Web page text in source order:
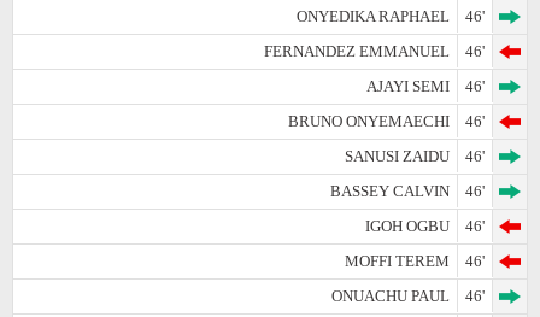
ONYEDIKA RAPHAEL
46'
FERNANDEZ EMMANUEL
46'
AJAYI SEMI
46'
BRUNO ONYEMAECHI
46'
SANUSI ZAIDU
46'
BASSEY CALVIN
46'
IGOH OGBU
46'
MOFFI TEREM
46'
ONUACHU PAUL
46'